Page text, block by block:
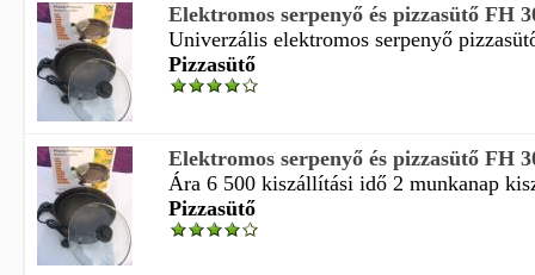
Elektromos serpenyő és pizzasütő FH
Univerzális elektromos serpenyő
Pizzasütő
Elektromos serpenyő és pizzasütő FH
Ára 6 500 kiszállítási idő 2 munkanap
Pizzasütő